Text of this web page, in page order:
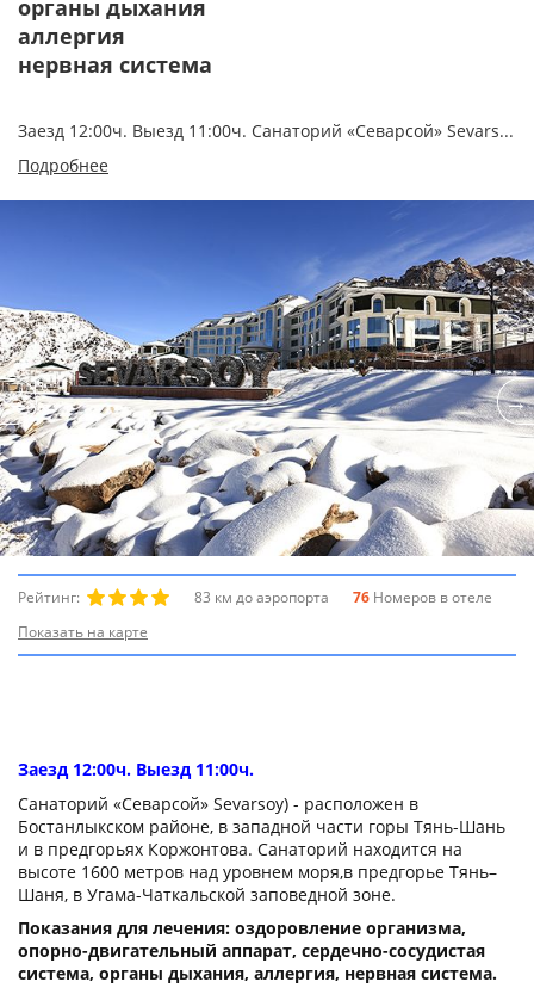
органы дыхания
аллергия
нервная система
Заезд 12:00ч. Выезд 11:00ч. Санаторий «Севарсой» Sevars...
Подробнее
Рейтинг: 83 км до аэропорта 76 Номеров в отеле
Показать на карте
Заезд 12:00ч. Выезд 11:00ч.
Санаторий «Севарсой» Sevarsoy) - расположен в
Бостанлыкском районе, в западной части горы Тянь-Шань
и в предгорьях Коржонтова. Санаторий находится на
высоте 1600 метров над уровнем моря,в предгорье Тянь–
Шаня, в Угама-Чаткальской заповедной зоне.
Показания для лечения: оздоровление организма,
опорно-двигательный аппарат, сердечно-сосудистая
система, органы дыхания, аллергия, нервная система.